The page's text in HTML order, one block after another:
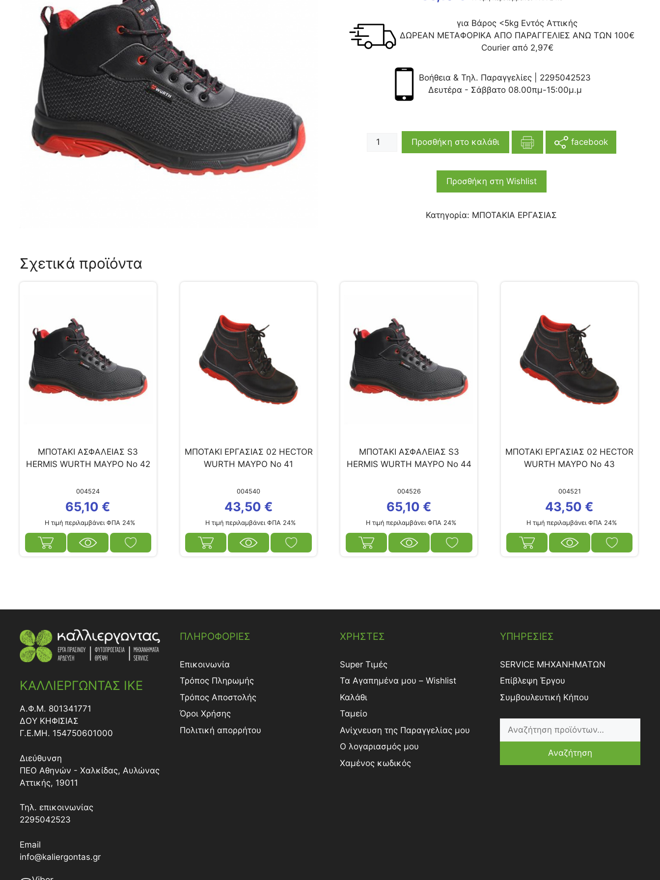
για Βάρος <5kg Εντός Αττικής
ΔΩΡΕΑΝ ΜΕΤΑΦΟΡΙΚΑ ΑΠΟ ΠΑΡΑΓΓΕΛΙΕΣ ΑΝΩ ΤΩΝ 100€
Courier από 2,97€
Βοήθεια & Τηλ. Παραγγελίες | 2295042523
Δευτέρα - Σάββατο 08.00πμ-15:00μ.μ
ποσότητα
Προσθήκη στο καλάθι facebook
Προσθήκη στη Wishlist
Κατηγορία: ΜΠΟΤΑΚΙΑ ΕΡΓΑΣΙΑΣ
Σχετικά προϊόντα
ΜΠΟΤΑΚΙ ΑΣΦΑΛΕΙΑΣ S3
HERMIS WURTH ΜΑΥΡΟ No 42
004524
65,10 €
Η τιμή περιλαμβάνει ΦΠΑ 24%
ΜΠΟΤΑΚΙ ΕΡΓΑΣΙΑΣ 02 HECTOR
WURTH ΜΑΥΡΟ Νο 41
004540
43,50 €
Η τιμή περιλαμβάνει ΦΠΑ 24%
ΜΠΟΤΑΚΙ ΑΣΦΑΛΕΙΑΣ S3
HERMIS WURTH ΜΑΥΡΟ No 44
004526
65,10 €
Η τιμή περιλαμβάνει ΦΠΑ 24%
ΜΠΟΤΑΚΙ ΕΡΓΑΣΙΑΣ 02 HECTOR
WURTH ΜΑΥΡΟ Νο 43
004521
43,50 €
Η τιμή περιλαμβάνει ΦΠΑ 24%
ΚΑΛΛΙΕΡΓΩΝΤΑΣ ΙΚΕ
Α.Φ.Μ. 801341771
ΔΟY ΚΗΦΙΣΙΑΣ
Γ.Ε.ΜΗ. 154750601000
Διεύθυνση
ΠΕΟ Αθηνών - Χαλκίδας, Αυλώνας
Αττικής, 19011
Τηλ. επικοινωνίας
2295042523
Email
info@kaliergontas.gr
ΠΛΗΡΟΦΟΡΙΕΣ
Επικοινωνία
Τρόπος Πληρωμής
Τρόπος Aποστολής
Όροι Χρήσης
Πολιτική απορρήτου
ΧΡΗΣΤΕΣ
Super Τιμές
Τα Αγαπημένα μου – Wishlist
Καλάθι
Ταμείο
Ανίχνευση της Παραγγελίας μου
Ο λογαριασμός μου
Χαμένος κωδικός
ΥΠΗΡΕΣΙΕΣ
SERVICE ΜΗΧΑΝΗΜΑΤΩΝ
Επίβλεψη Έργου
Συμβουλευτική Κήπου
Αναζήτηση